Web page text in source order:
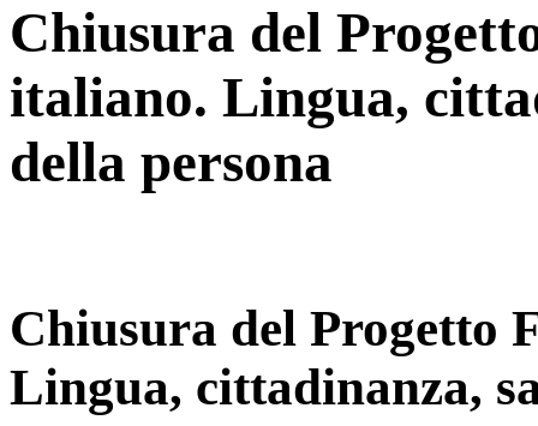
Chiusura del
italiano. Lingua,
della persona
Chiusura del Progetto
Lingua, cittadinanza,